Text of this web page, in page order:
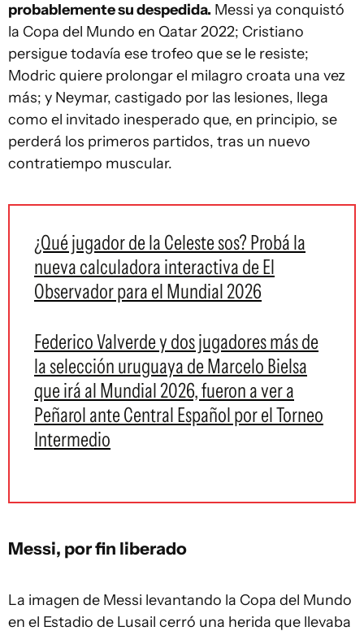
probablemente su despedida. Messi ya conquistó
la Copa del Mundo en Qatar 2022; Cristiano
persigue todavía ese trofeo que se le resiste;
Modric quiere prolongar el milagro croata una vez
más; y Neymar, castigado por las lesiones, llega
como el invitado inesperado que, en principio, se
perderá los primeros partidos, tras un nuevo
contratiempo muscular.
¿Qué jugador de la Celeste sos? Probá la
nueva calculadora interactiva de El
Observador para el Mundial 2026
Federico Valverde y dos jugadores más de
la selección uruguaya de Marcelo Bielsa
que irá al Mundial 2026, fueron a ver a
Peñarol ante Central Español por el Torneo
Intermedio
Messi, por fin liberado
La imagen de Messi levantando la Copa del Mundo
en el Estadio de Lusail cerró una herida que llevaba